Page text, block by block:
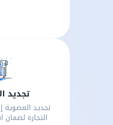
تجديد
تجديد العضوية
التجارة لضمان